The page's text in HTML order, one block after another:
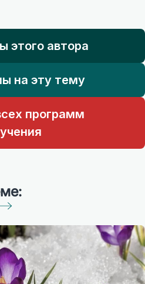
этого автора
на эту тему
программ